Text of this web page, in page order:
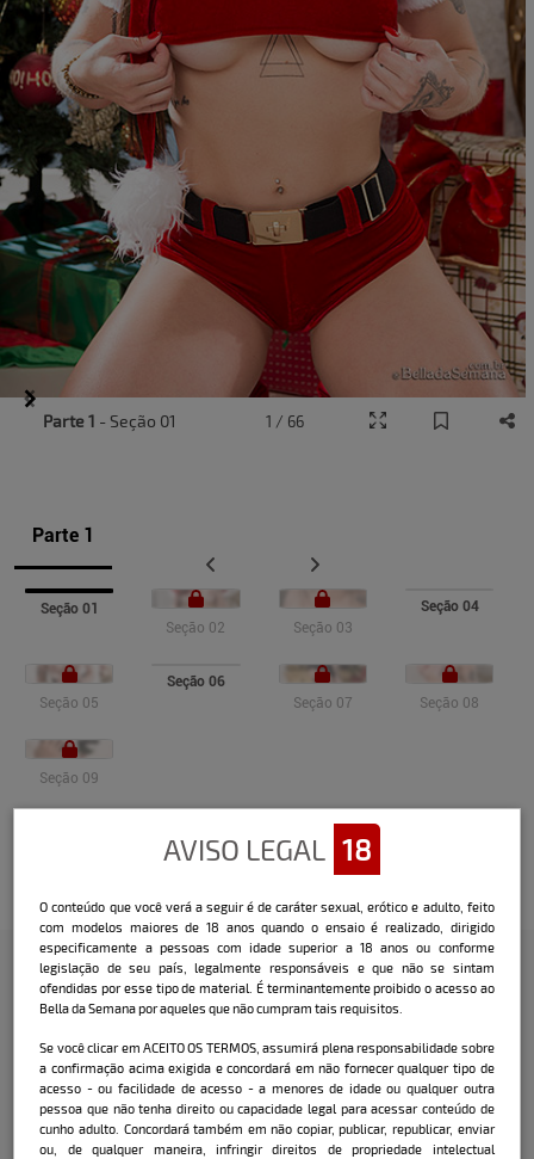
Parte 1
Seção 01
Seção 02
Seção 03
Seção 04
Seção 05
Seção 06
Seção 07
Seção 08
Seção 09
Veja o vídeo
Item Parte 1 - Seção 01 1 / 66
Confira a entrevista que o Bella
fez com a modelo:
Nome: Emiliana Agacci.
Data de nascimento: 12 de junho de 1996.
Nasceu em: Blumenau (SC).
AVISO LEGAL 18
O conteúdo que você verá a seguir é de caráter sexual, erótico e adulto, feito
com modelos maiores de 18 anos quando o ensaio é realizado, dirigido
especificamente a pessoas com idade superior a 18 anos ou conforme
legislação de seu país, legalmente responsáveis e que não se sintam
ofendidas por esse tipo de material. É terminantemente proibido o acesso ao
Bella da Semana por aqueles que não cumpram tais requisitos.
Se você clicar em ACEITO OS TERMOS, assumirá plena responsabilidade sobre
a confirmação acima exigida e concordará em não fornecer qualquer tipo de
acesso - ou facilidade de acesso - a menores de idade ou qualquer outra
pessoa que não tenha direito ou capacidade legal para acessar conteúdo de
cunho adulto. Concordará também em não copiar, publicar, republicar, enviar
ou, de qualquer maneira, infringir direitos de propriedade intelectual